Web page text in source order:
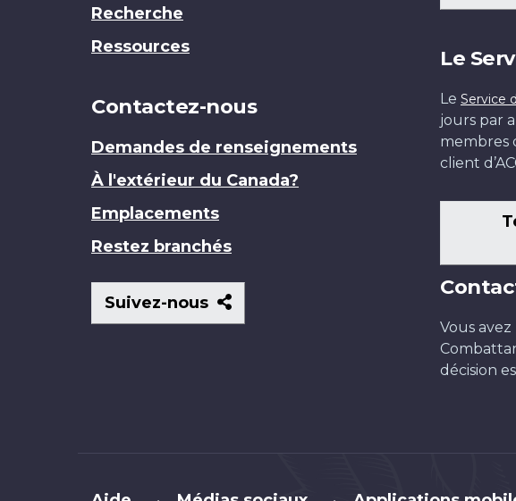
Recherche
Ressources
Contactez-nous
Demandes de renseignements
À l'extérieur du Canada?
Emplacements
Restez branchés
Suivez-nous
Suivez-
nous
Le
Le Service
jours par
membres
client
Vous
décision
Brand